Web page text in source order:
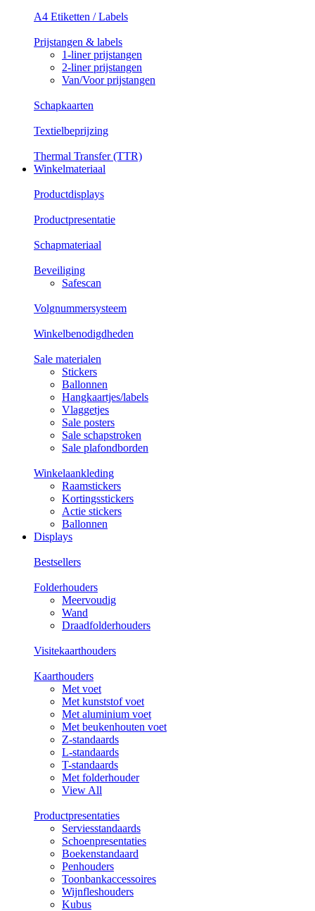
A4 Etiketten / Labels
Prijstangen & labels
1-liner prijstangen
2-liner prijstangen
Van/Voor prijstangen
Schapkaarten
Textielbeprijzing
Thermal Transfer (TTR)
Winkelmateriaal
Productdisplays
Productpresentatie
Schapmateriaal
Beveiliging
Safescan
Volgnummersysteem
Winkelbenodigdheden
Sale materialen
Stickers
Ballonnen
Hangkaartjes/labels
Vlaggetjes
Sale posters
Sale schapstroken
Sale plafondborden
Winkelaankleding
Raamstickers
Kortingsstickers
Actie stickers
Ballonnen
Displays
Bestsellers
Folderhouders
Meervoudig
Wand
Draadfolderhouders
Visitekaarthouders
Kaarthouders
Met voet
Met kunststof voet
Met aluminium voet
Met beukenhouten voet
Z-standaards
L-standaards
T-standaards
Met folderhouder
View All
Productpresentaties
Serviesstandaards
Schoenpresentaties
Boekenstandaard
Penhouders
Toonbankaccessoires
Wijnfleshouders
Kubus